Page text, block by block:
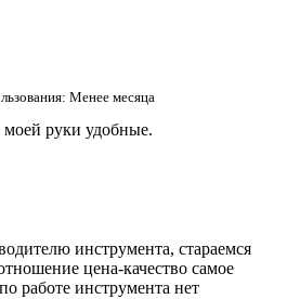
Менее месяца
руки удобные.
инструмента, стараемся
цена-качество самое
работе инструмента нет